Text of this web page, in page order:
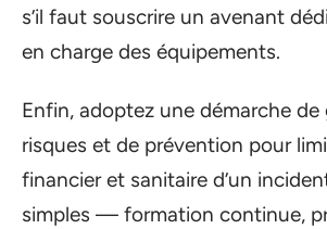
s’il faut souscrire un avenant
en charge des équipements.
Enfin, adoptez une démarche de
risques et de prévention pour
financier et sanitaire d’un
simples — formation continue,